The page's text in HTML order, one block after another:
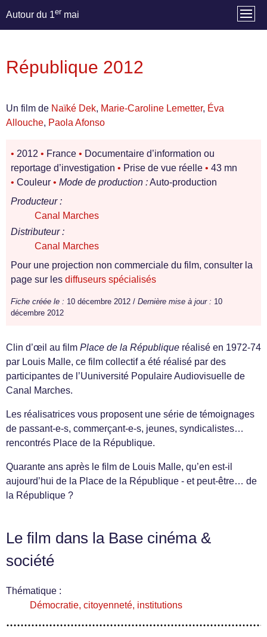
Autour du 1er mai
République 2012
Un film de Naïké Dek, Marie-Caroline Lemetter, Éva
Allouche, Paola Afonso
• 2012 • France • Documentaire d’information ou
reportage d’investigation • Prise de vue réelle • 43 mn
• Couleur • Mode de production :Auto-production
Producteur :
Canal Marches
Distributeur :
Canal Marches
Pour une projection non commerciale du film, consulter la
page sur les diffuseurs spécialisés
Fiche créée le : 10 décembre 2012 / Dernière mise à jour : 10
décembre 2012
Clin d’œil au film Place de la République réalisé en 1972-74
par Louis Malle, ce film collectif a été réalisé par des
participantes de l’Uuniversité Populaire Audiovisuelle de
Canal Marches.
Les réalisatrices vous proposent une série de témoignages
de passant-e-s, commerçant-e-s, jeunes, syndicalistes…
rencontrés Place de la République.
Quarante ans après le film de Louis Malle, qu’en est-il
aujourd’hui de la Place de la République - et peut-être… de
la République ?
Le film dans la Base cinéma &
société
Thématique :
Démocratie, citoyenneté, institutions